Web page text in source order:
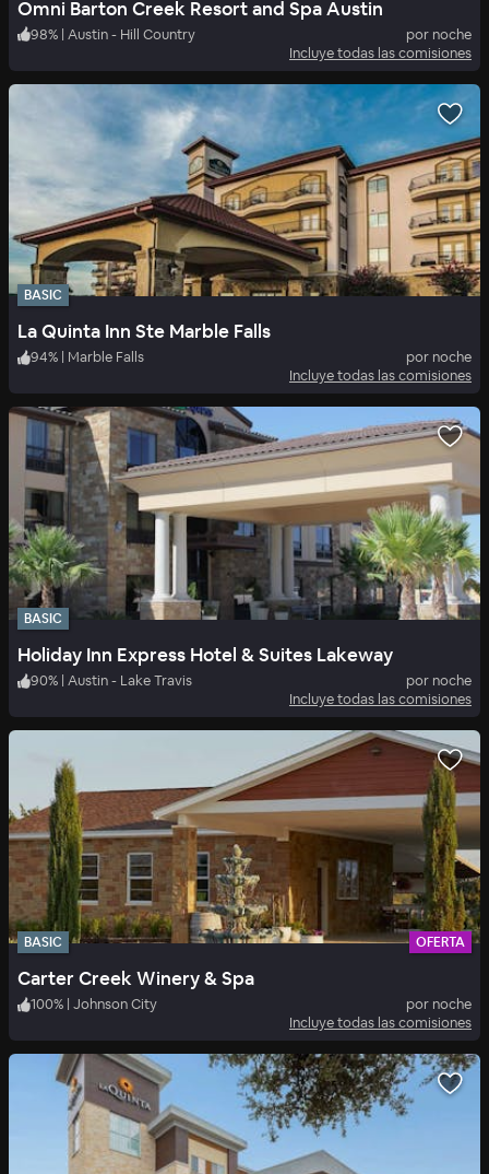
Omni Barton Creek Resort and Spa Austin
98% | Austin - Hill Country
por noche
Incluye todas las comisiones
BASIC
La Quinta Inn Ste Marble Falls
94% Marble Falls
por noche
Incluye todas las comisiones
BASIC
Holiday Inn Express Hotel & Suites Lakeway
90% | Austin - Lake Travis
por noche
Incluye todas las comisiones
BASIC OFERTA
Carter Creek Winery & Spa
100% | Johnson City
por noche
Incluye todas las comisiones